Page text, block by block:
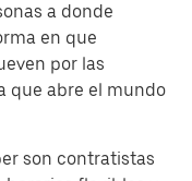
a donde
en que
por las
que abre el mundo
son contratistas